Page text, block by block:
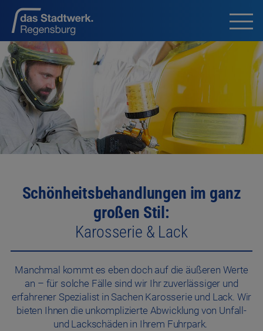
Schönheitsbehandlungen im ganz
großen Stil:
Karosserie & Lack
Manchmal kommt es eben doch auf die äußeren Werte
an – für solche Fälle sind wir Ihr zuverlässiger und
erfahrener Spezialist in Sachen Karosserie und Lack. Wir
bieten Ihnen die unkomplizierte Abwicklung von Unfall-
und Lackschäden in Ihrem Fuhrpark.